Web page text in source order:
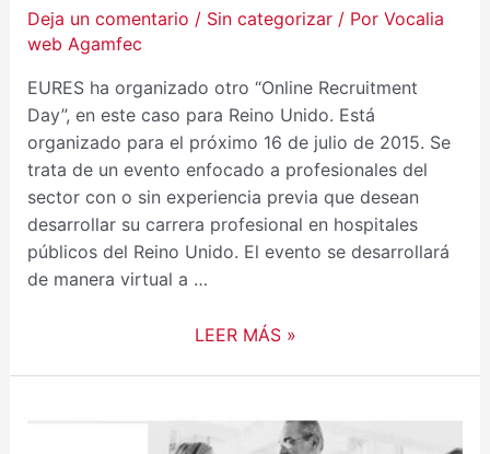
Deja un comentario / Sin categorizar/ Por Vocalia
web Agamfec
EURES ha organizado otro “Online Recruitment
Day”, en este caso para Reino Unido. Está
organizado para el próximo 16 de julio de 2015. Se
trata de un evento enfocado a profesionales del
sector con o sin experiencia previa que desean
desarrollar su carrera profesional en hospitales
públicos del Reino Unido. El evento se desarrollará
de manera virtual a …
LEER MÁS »
LABORALES